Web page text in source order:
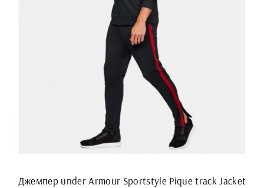
Джемпер under Armour Sportstyle Pique track Jacket